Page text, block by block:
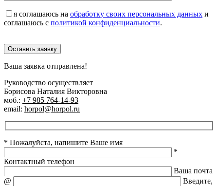
я соглашаюсь на обработку своих персональных данных и
соглашаюсь с политикой конфиденциальности.
Оставить заявку
Ваша заявка отправлена!
Руководство осуществляет
Борисова Наталия Викторовна
моб.: +7 985 764-14-93
email: horpol@horpol.ru
* Пожалуйста, напишите Ваше имя
*
Контактный телефон
Ваша почта
@
Введите,